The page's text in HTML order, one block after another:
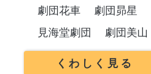
劇団花車
劇団昴星
見海堂劇団
劇団美山
くわしく見る